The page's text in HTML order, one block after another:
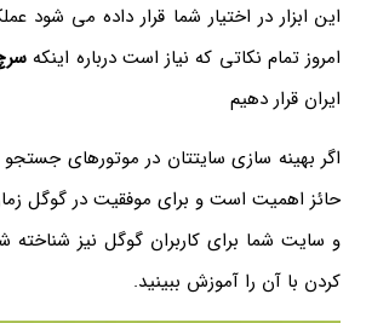
این ابزار در اختیار شما قرار داده می شود
امروز تمام نکاتی که نیاز است درباره اینکه
ایران قرار دهیم
اگر بهینه سازی سایتتان در موتورهای
حائز اهمیت است و برای موفقیت در گوگل
و سایت شما برای کاربران گوگل نیز شناخته
کردن با آن را آموزش ببینید.